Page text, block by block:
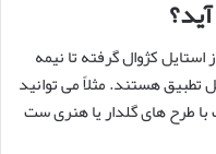
استایل کژوال گرفته تا نیمه
هستند. مثلاً می توانید
با طرح های گلدار یا هنری ست